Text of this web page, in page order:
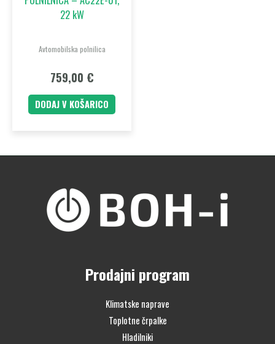
22 kW
Avtomobilska polnilica
759,00 €
DODAJ V KOŠARICO
Prodajni program
Klimatske naprave
Toplotne črpalke
Hladilniki